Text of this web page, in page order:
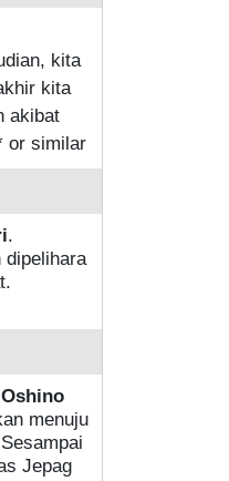
kita
kita
akibat
or similar
.
dipelihara
Oshino
menuju
Jepag